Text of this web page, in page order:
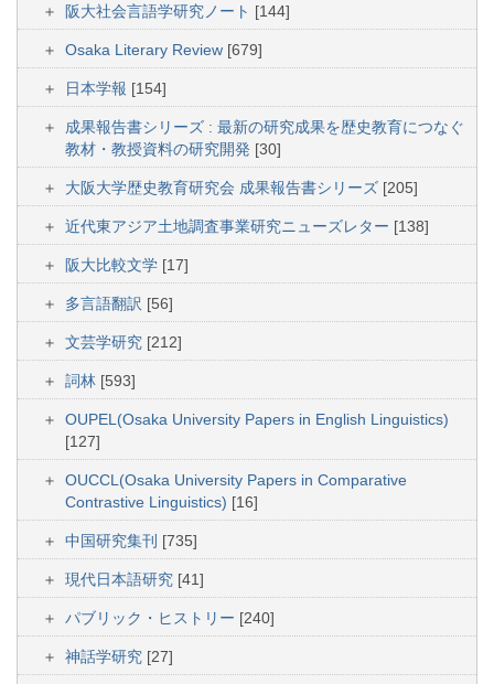
阪大社会言語学研究ノート [144]
Osaka Literary Review [679]
日本学報 [154]
成果報告書シリーズ : 最新の研究成果を歴史教育につなぐ
教材・教授資料の研究開発 [30]
大阪大学歴史教育研究会 成果報告書シリーズ [205]
近代東アジア土地調査事業研究ニューズレター [138]
阪大比較文学 [17]
多言語翻訳 [56]
文芸学研究 [212]
詞林 [593]
OUPEL(Osaka University Papers in English Linguistics)
[127]
OUCCL(Osaka University Papers in Comparative
Contrastive Linguistics) [16]
中国研究集刊 [735]
現代日本語研究 [41]
パブリック・ヒストリー [240]
神話学研究 [27]